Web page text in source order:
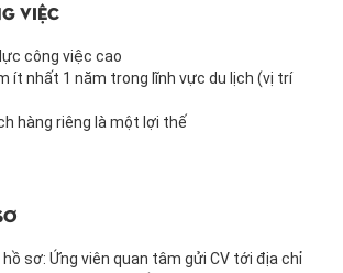
việc
công việc cao
ít nhất 1 năm trong lĩnh vực du lịch (vị trí
hàng riêng là một lợi thế
sơ: Ứng viên quan tâm gửi CV tới địa chỉ